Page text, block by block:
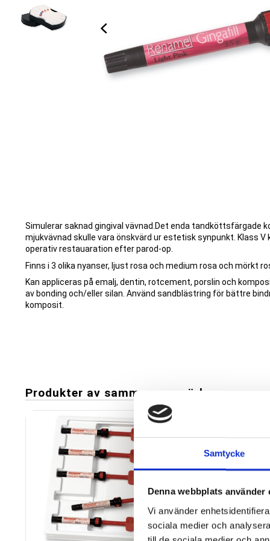
Samtycke
Denna webbplats använder
Vi använder
sociala medier och
Simulerar saknad gingival vävnad.Det enda tandköttsfärgade
mjukvävnad skulle vara önskvärd ur estetisk synpunkt. Klass
operativ restauaration efter parod-op.
Finns i 3 olika nyanser, ljust rosa och medium rosa och mörkt
Kan appliceras på emalj, dentin, rotcement, porslin och
av bonding och/eller silan. Använd sandblästring för bättre
komposit.
Produkter av samma varumärke
Add to favorites